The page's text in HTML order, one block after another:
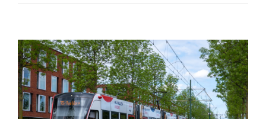
Bekijk
grotere
afbeelding